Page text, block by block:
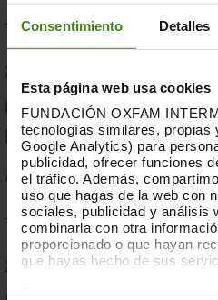
Consentimiento Detalles
Esta página web usa cookies
FUNDACIÓN OXFAM
tecnologías similares, propias
Google Analytics) para
publicidad, ofrecer funciones
el tráfico. Además,
uso que hagas de la web con
sociales, publicidad y análisis
combinarla con otra
proporcionado o que hayan
que hayas hecho de sus
23.07.2019
Compromesos o
la crisi per sequera a la
Acció Humanitària-Resiliència i
28.03.2019